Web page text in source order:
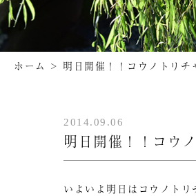
ホーム > 明日開催！！コウノトリチ
2014.09.06
明日開催！！コウ
いよいよ明日はコウノト